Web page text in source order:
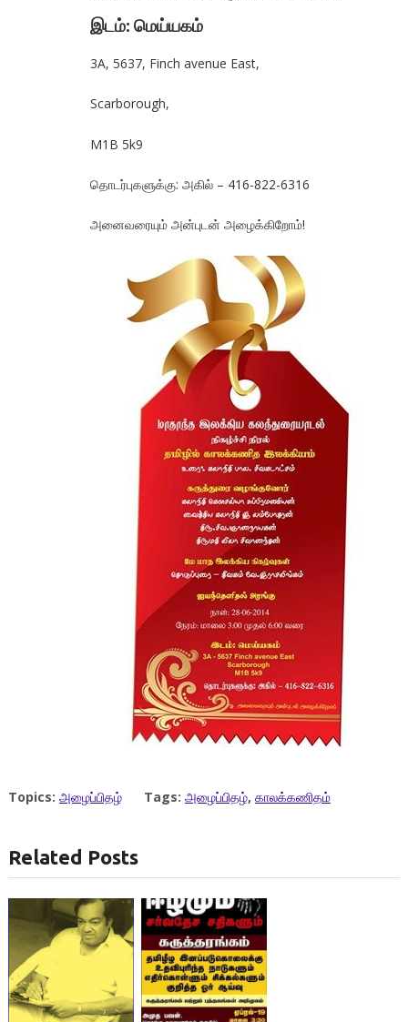
இடம்: மெய்யகம்
3A, 5637, Finch avenue East,
Scarborough,
M1B 5k9
தொடர்புகளுக்கு: அகில் – 416-822-6316
அனைவரையும் அன்புடன் அழைக்கிறோம்!
Topics: அழைப்பிதழ் Tags: அழைப்பிதழ், காலக்கணிதம்
Related Posts